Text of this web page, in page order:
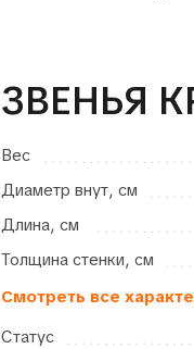
ЗВЕНЬЯ
Вес
Диаметр внут, см
Длина, см
Толщина стенки, см
Смотреть все
Статус